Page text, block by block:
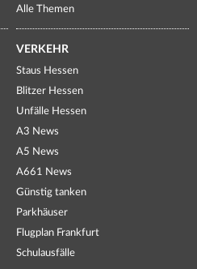
Alle Themen
VERKEHR
Staus Hessen
Blitzer Hessen
Unfälle Hessen
A3 News
A5 News
A661 News
Günstig tanken
Parkhäuser
Flugplan Frankfurt
Schulausfälle